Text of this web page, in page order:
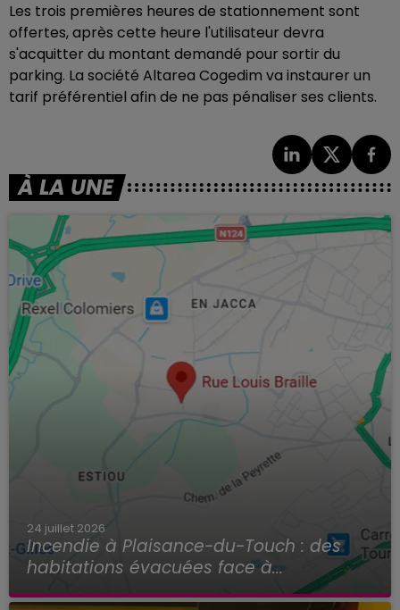
Les trois premières heures de stationnement sont
offertes, après cette heure l'utilisateur devra
s'acquitter du montant demandé pour sortir du
parking. La société Altarea Cogedim va instaurer un
tarif préférentiel afin de ne pas pénaliser ses clients.
À LA UNE
24 juillet 2026
Incendie à Plaisance-du-Touch : des
habitations évacuées face à...